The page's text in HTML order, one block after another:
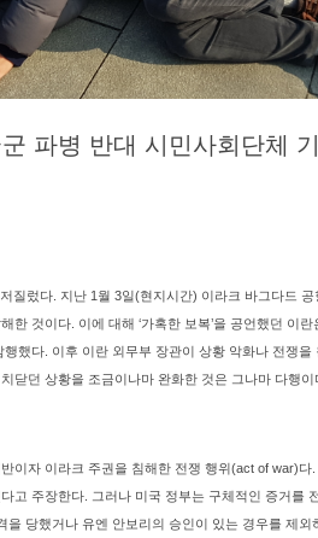
파병 반대 시민사회단체
질렀다. 지난 1월 3일(현지시간) 이라크 바그다드
한 것이다. 이에 대해 ‘가혹한 보복’을 공언했던 이
했다. 이후 이란 외무부 장관이 상황 악화나 전쟁
닫던 상황을 조금이나마 완화한 것은 그나마 다행이
이자 이라크 주권을 침해한 전쟁 행위(act of war)
고 주장한다. 그러나 미국 정부는 구체적인 증거를
당했거나 유엔 안보리의 승인이 있는 경우를 제